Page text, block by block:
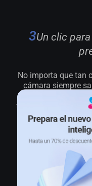
3Un clic
No importa que tan
cámara siempre
visión preferido.
través de la
en los puntos